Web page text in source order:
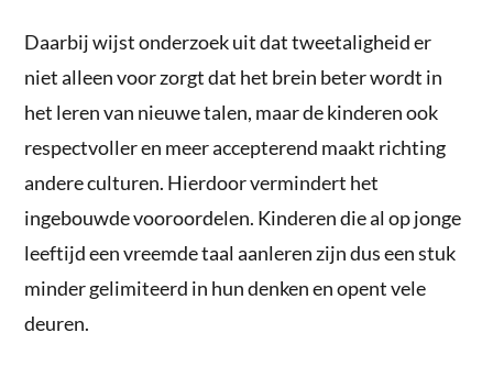
Daarbij wijst onderzoek uit dat tweetaligheid er
niet alleen voor zorgt dat het brein beter wordt in
het leren van nieuwe talen, maar de kinderen ook
respectvoller en meer accepterend maakt richting
andere culturen. Hierdoor vermindert het
ingebouwde vooroordelen. Kinderen die al op jonge
leeftijd een vreemde taal aanleren zijn dus een stuk
minder gelimiteerd in hun denken en opent vele
deuren.